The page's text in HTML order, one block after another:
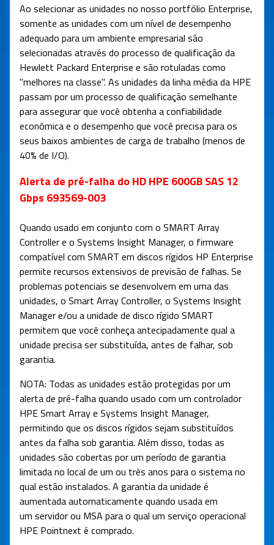
Ao selecionar as unidades no nosso portfólio Enterprise,
somente as unidades com um nível de desempenho
adequado para um ambiente empresarial são
selecionadas através do processo de qualificação da
Hewlett Packard Enterprise e são rotuladas como
"melhores na classe". As unidades da linha média da HPE
passam por um processo de qualificação semelhante
para assegurar que você obtenha a confiabilidade
econômica e o desempenho que você precisa para os
seus baixos ambientes de carga de trabalho (menos de
40% de I/O).
Alerta de pré-falha do HD HPE 600GB SAS 12
Gbps 693569-003
Quando usado em conjunto com o SMART Array
Controller e o Systems Insight Manager, o firmware
compatível com SMART em discos rígidos HP Enterprise
permite recursos extensivos de previsão de falhas. Se
problemas potenciais se desenvolvem em uma das
unidades, o Smart Array Controller, o Systems Insight
Manager e/ou a unidade de disco rígido SMART
permitem que você conheça antecipadamente qual a
unidade precisa ser substituída, antes de falhar, sob
garantia.
NOTA: Todas as unidades estão protegidas por um
alerta de pré-falha quando usado com um controlador
HPE Smart Array e Systems Insight Manager,
permitindo que os discos rígidos sejam substituídos
antes da falha sob garantia. Além disso, todas as
unidades são cobertas por um período de garantia
limitada no local de um ou três anos para o sistema no
qual estão instalados. A garantia da unidade é
aumentada automaticamente quando usada em
um servidor ou MSA para o qual um serviço operacional
HPE Pointnext é comprado.